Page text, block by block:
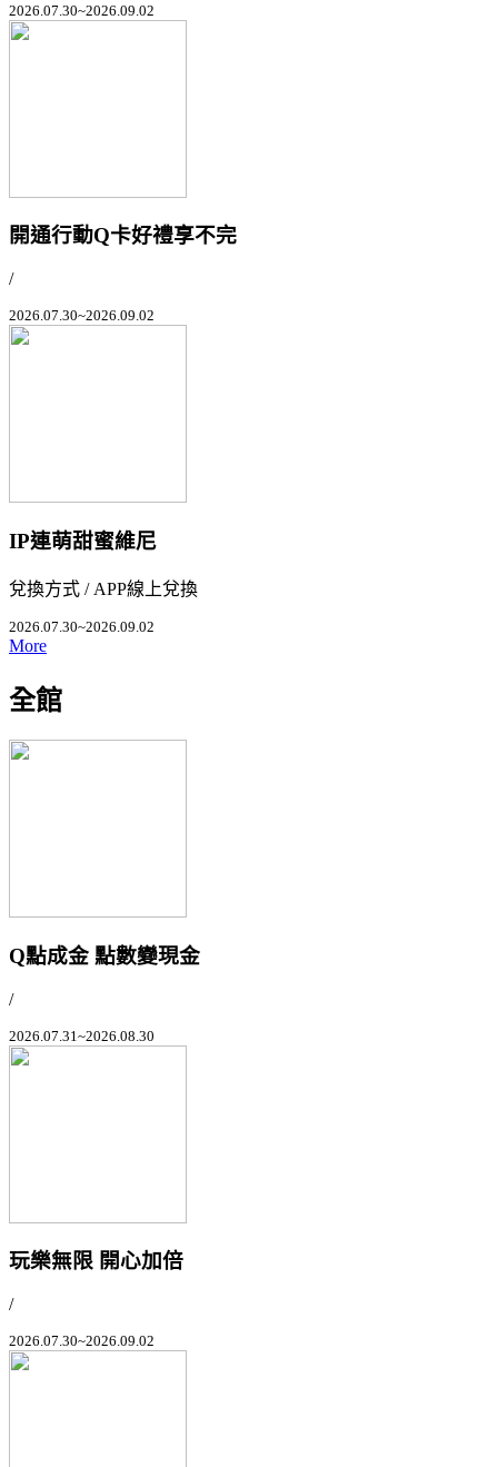
2026.07.30~2026.09.02
開通行動Q卡好禮享不完
/
2026.07.30~2026.09.02
IP連萌甜蜜維尼
兌換方式 / APP線上兌換
2026.07.30~2026.09.02
More
全館
Q點成金 點數變現金
/
2026.07.31~2026.08.30
玩樂無限 開心加倍
/
2026.07.30~2026.09.02